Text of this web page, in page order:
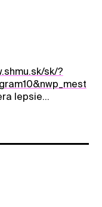
sk/?
lepsie...